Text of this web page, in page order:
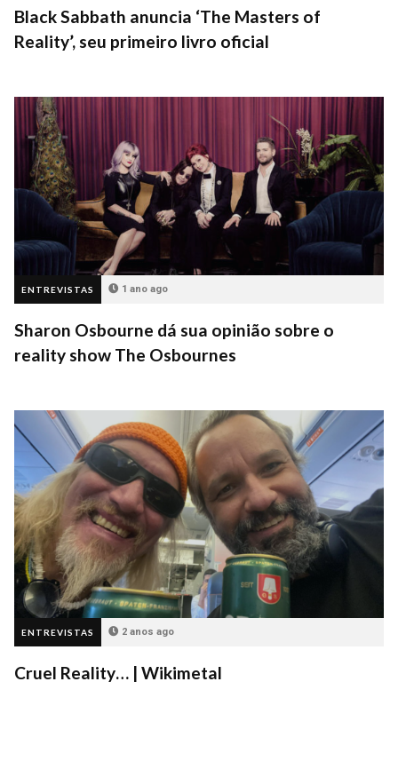
Black Sabbath anuncia ‘The Masters of
Reality’, seu primeiro livro oficial
ENTREVISTAS 1 ano ago
Sharon Osbourne dá sua opinião sobre o
reality show The Osbournes
ENTREVISTAS 2 anos ago
Cruel Reality… | Wikimetal